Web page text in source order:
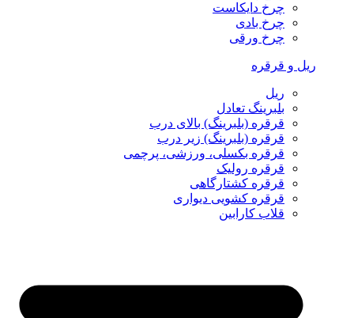
چرخ دایکاست
چرخ بادی
چرخ ورقی
ریل و قرقره
ریل
بلبرینگ تعادل
قرقره (بلبرینگ) بالای درب
قرقره (بلبرینگ) زیر درب
قرقره بکسلی، ورزشی، پرچمی
قرقره رولیک
قرقره کشتارگاهی
قرقره کشویی دیواری
قلاب کارابین